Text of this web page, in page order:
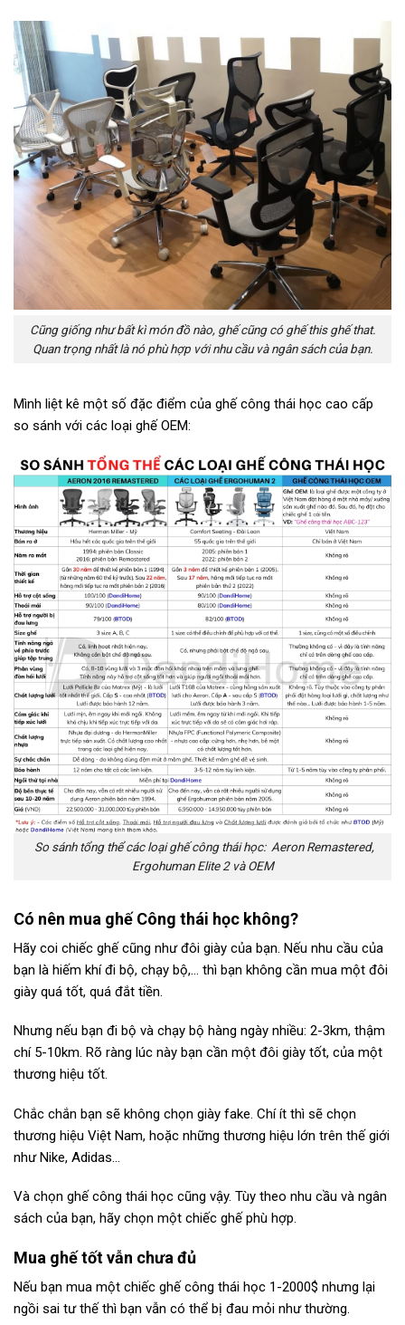
Cũng giống như bất kì món đồ nào, ghế cũng có ghế this ghế that.
Quan trọng nhất là nó phù hợp với nhu cầu và ngân sách của bạn.
Mình liệt kê một số đặc điểm của ghế công thái học cao cấp
so sánh với các loại ghế OEM:
So sánh tổng thể các loại ghế công thái học: Aeron Remastered,
Ergohuman Elite 2 và OEM
Có nên mua ghế Công thái học không?
Hãy coi chiếc ghế cũng như đôi giày của bạn. Nếu nhu cầu của
bạn là hiếm khí đi bộ, chạy bộ,… thì bạn không cần mua một đôi
giày quá tốt, quá đắt tiền.
Nhưng nếu bạn đi bộ và chạy bộ hàng ngày nhiều: 2-3km, thậm
chí 5-10km. Rõ ràng lúc này bạn cần một đôi giày tốt, của một
thương hiệu tốt.
Chắc chắn bạn sẽ không chọn giày fake. Chí ít thì sẽ chọn
thương hiệu Việt Nam, hoặc những thương hiệu lớn trên thế giới
như Nike, Adidas…
Và chọn ghế công thái học cũng vậy. Tùy theo nhu cầu và ngân
sách của bạn, hãy chọn một chiếc ghế phù hợp.
Mua ghế tốt vẫn chưa đủ
Nếu bạn mua một chiếc ghế công thái học 1-2000$ nhưng lại
ngồi sai tư thế thì bạn vẫn có thể bị đau mỏi như thường.